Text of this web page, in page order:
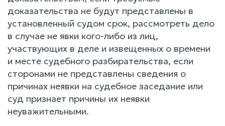
доказательства не будут представлены в
установленный судом срок, рассмотреть дело
в случае не явки кого-либо из лиц,
участвующих в деле и извещенных о времени
и месте судебного разбирательства, если
сторонами не представлены сведения о
причинах неявки на судебное заседание или
суд признает причины их неявки
неуважительными.